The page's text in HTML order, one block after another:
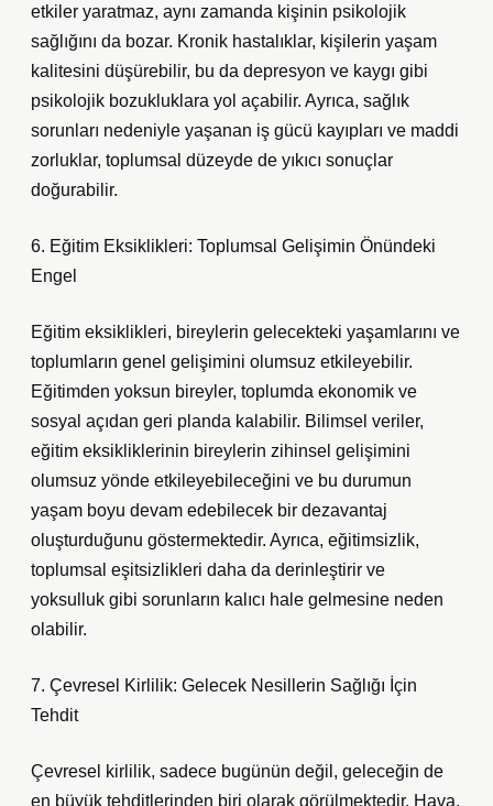
etkiler yaratmaz, aynı zamanda kişinin psikolojik
sağlığını da bozar. Kronik hastalıklar, kişilerin yaşam
kalitesini düşürebilir, bu da depresyon ve kaygı gibi
psikolojik bozukluklara yol açabilir. Ayrıca, sağlık
sorunları nedeniyle yaşanan iş gücü kayıpları ve maddi
zorluklar, toplumsal düzeyde de yıkıcı sonuçlar
doğurabilir.
6. Eğitim Eksiklikleri: Toplumsal Gelişimin Önündeki
Engel
Eğitim eksiklikleri, bireylerin gelecekteki yaşamlarını ve
toplumların genel gelişimini olumsuz etkileyebilir.
Eğitimden yoksun bireyler, toplumda ekonomik ve
sosyal açıdan geri planda kalabilir. Bilimsel veriler,
eğitim eksikliklerinin bireylerin zihinsel gelişimini
olumsuz yönde etkileyebileceğini ve bu durumun
yaşam boyu devam edebilecek bir dezavantaj
oluşturduğunu göstermektedir. Ayrıca, eğitimsizlik,
toplumsal eşitsizlikleri daha da derinleştirir ve
yoksulluk gibi sorunların kalıcı hale gelmesine neden
olabilir.
7. Çevresel Kirlilik: Gelecek Nesillerin Sağlığı İçin
Tehdit
Çevresel kirlilik, sadece bugünün değil, geleceğin de
en büyük tehditlerinden biri olarak görülmektedir. Hava,